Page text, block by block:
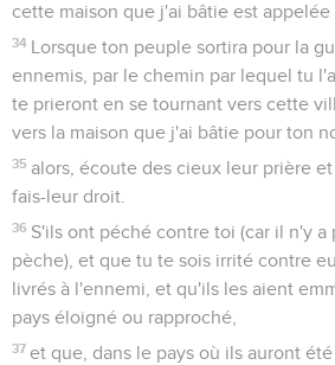
cette maison que j'ai bâtie est appelée
34 Lorsque ton peuple sortira pour la
ennemis, par le chemin par lequel tu
te prieront en se tournant vers cette
vers la maison que j'ai bâtie pour ton
35 alors, écoute des cieux leur prière
fais-leur droit.
36 S'ils ont péché contre toi (car il n'y
pèche), et que tu te sois irrité contre
livrés à l'ennemi, et qu'ils les aient
pays éloigné ou rapproché,
37 et que, dans le pays où ils auront